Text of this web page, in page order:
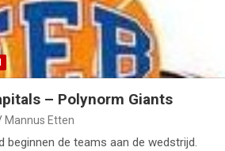
– Polynorm Giants
Mannus Etten
beginnen de teams aan de wedstrijd.